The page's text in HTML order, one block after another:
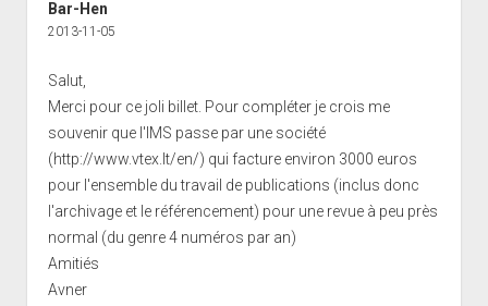
Bar-Hen
2013-11-05
Salut,
Merci pour ce joli billet. Pour compléter je crois me
souvenir que l'IMS passe par une société
(http://www.vtex.lt/en/) qui facture environ 3000 euros
pour l'ensemble du travail de publications (inclus donc
l'archivage et le référencement) pour une revue à peu près
normal (du genre 4 numéros par an)
Amitiés
Avner